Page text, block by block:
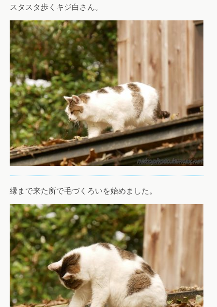
スタスタ歩くキジ白さん。
縁まで来た所で毛づくろいを始めました。